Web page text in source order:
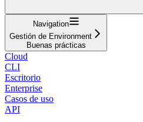
Navigation
Gestión de Environment
Buenas prácticas
Cloud
CLI
Escritorio
Enterprise
Casos de uso
API